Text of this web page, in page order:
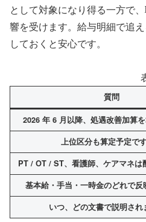
として対象になり得る一方で
響を受けます。給与明細で追
しておくと安心です。
質問
2026 年 6 月以降、処遇改善加算
上位区分も算定予定で
PT / OT / ST、看護師、ケアマネは
基本給・手当・一時金のどれで反
いつ、どの文書で説明され